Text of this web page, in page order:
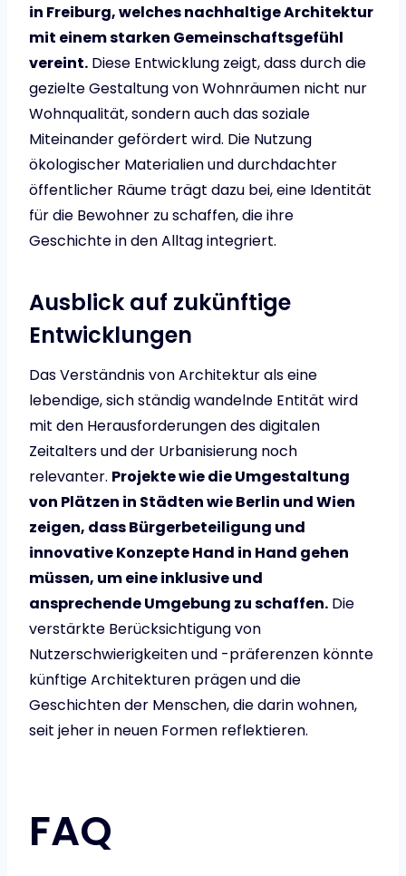
in Freiburg, welches nachhaltige Architektur
mit einem starken Gemeinschaftsgefühl
vereint. Diese Entwicklung zeigt, dass durch die
gezielte Gestaltung von Wohnräumen nicht nur
Wohnqualität, sondern auch das soziale
Miteinander gefördert wird. Die Nutzung
ökologischer Materialien und durchdachter
öffentlicher Räume trägt dazu bei, eine Identität
für die Bewohner zu schaffen, die ihre
Geschichte in den Alltag integriert.
Ausblick auf zukünftige
Entwicklungen
Das Verständnis von Architektur als eine
lebendige, sich ständig wandelnde Entität wird
mit den Herausforderungen des digitalen
Zeitalters und der Urbanisierung noch
relevanter. Projekte wie die Umgestaltung
von Plätzen in Städten wie Berlin und Wien
zeigen, dass Bürgerbeteiligung und
innovative Konzepte Hand in Hand gehen
müssen, um eine inklusive und
ansprechende Umgebung zu schaffen. Die
verstärkte Berücksichtigung von
Nutzerschwierigkeiten und -präferenzen könnte
künftige Architekturen prägen und die
Geschichten der Menschen, die darin wohnen,
seit jeher in neuen Formen reflektieren.
FAQ